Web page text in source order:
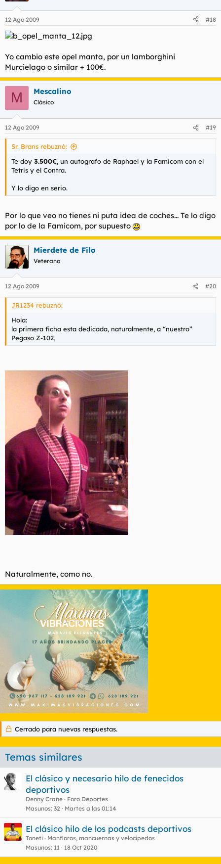
12 Ago 2009 #18
Yo cambio este opel manta, por un lamborghini
Murcielago o similar + 100€.
M Mescalino
Clásico
12 Ago 2009 #19
Sr. Brans rebuznó:
Te doy 3.500€, un autografo de Raphael y la Famicom con el
Tetris y el Contra.
Y lo digo en serio.
Por lo que veo no tienes ni puta idea de coches... Te lo digo
por lo de la Famicom, por supuesto
Mierdete de Filo
Veterano
12 Ago 2009 #20
JR1234 rebuznó:
Hola:
la primera ficha esta dedicada, naturalmente, a “nuestro”
Pegaso Z-102,
Naturalmente, como no.
Cerrado para nuevas respuestas.
Temas similares
El clásico y necesario hilo de fenecidos
deportivos
Denny Crane
Foro Deportes
Masunos 32 Martes a las 01:14
El clásico hilo de los podcasts deportivos
Toneti
Manfloros, mancuernas y velocípedos
Masunos 11 18 Oct 2020